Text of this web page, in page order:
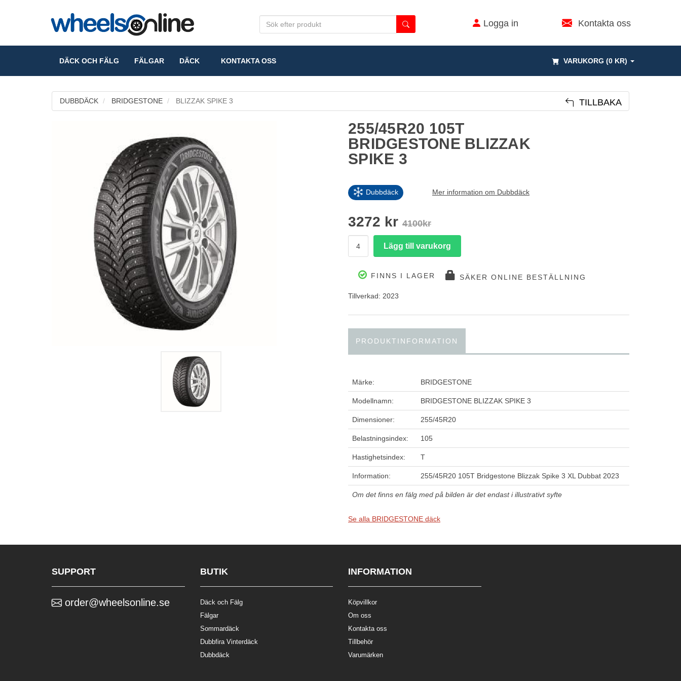
Logga in Kontakta oss
VARUKORG (0 KR)
DÄCK OCH FÄLG FÄLGAR DÄCK KONTAKTA OSS
DUBBDÄCK BRIDGESTONE BLIZZAK SPIKE 3 TILLBAKA
255/45R20 105T
BRIDGESTONE BLIZZAK
SPIKE 3
Dubbdäck Mer information om Dubbdäck
3272 kr 4100kr
FINNS I LAGER SÄKER ONLINE BESTÄLLNING
Tillverkad: 2023
PRODUKTINFORMATION
Märke: BRIDGESTONE
Modellnamn: BRIDGESTONE BLIZZAK SPIKE 3
Dimensioner: 255/45R20
Belastningsindex: 105
Hastighetsindex: T
Information: 255/45R20 105T Bridgestone Blizzak Spike 3 XL Dubbat 2023
Om det finns en fälg med på bilden är det endast i illustrativt syfte
Se alla BRIDGESTONE däck
SUPPORT
order@wheelsonline.se
BUTIK
Däck och Fälg
Fälgar
Sommardäck
Dubbfira Vinterdäck
Dubbdäck
INFORMATION
Köpvillkor
Om oss
Kontakta oss
Tillbehör
Varumärken